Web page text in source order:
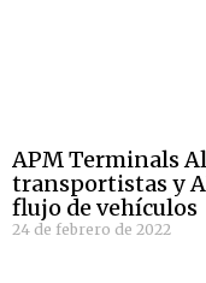
APM Terminals
transportistas y
flujo de vehículos
24 de febrero de 2022